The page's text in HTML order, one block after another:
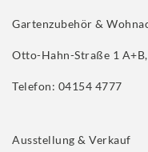
Gartenzubehör &
Otto-Hahn-Straße 1
Telefon: 04154 4777
Ausstellung & Verkauf